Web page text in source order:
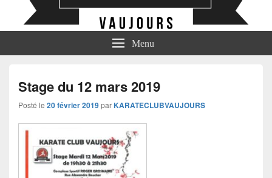
Menu
Stage du 12 mars 2019
Posté le 20 février 2019parKARATECLUBVAUJOURS